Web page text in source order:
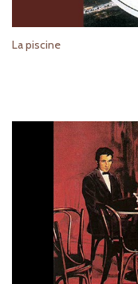
La piscine